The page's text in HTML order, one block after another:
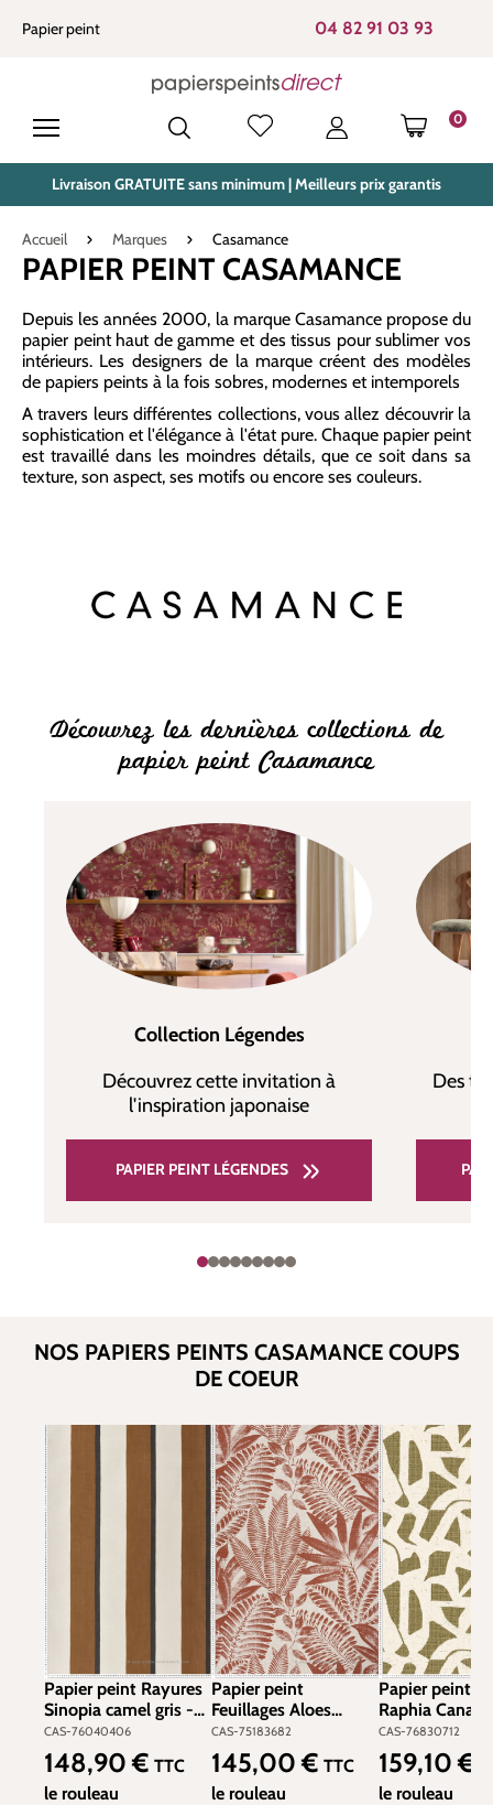
principal
Papier peint 04 82 91 03 93
0
LE
Livraison GRATUITE sans minimum | Meilleurs prix garantis
Accueil Marques Casamance
PAPIER PEINT CASAMANCE
Depuis les années 2000, la marque Casamance propose du
papier peint haut de gamme et des tissus pour sublimer vos
intérieurs. Les designers de la marque créent des modèles
de papiers peints à la fois sobres, modernes et intemporels
A travers leurs différentes collections, vous allez découvrir la
sophistication et l'élégance à l'état pure. Chaque papier peint
est travaillé dans les moindres détails, que ce soit dans sa
texture, son aspect, ses motifs ou encore ses couleurs.
Découvrez les dernières collections de
papier peint Casamance
Collection Légendes
Découvrez cette invitation à
l'inspiration japonaise
PAPIER PEINT LÉGENDES
Des
NOS PAPIERS PEINTS CASAMANCE COUPS
DE COEUR
Papier peint Rayures
Sinopia camel gris -
La Chaux de
Casamance | Réf.
CAS-76040406
CAS-76040406
Prix régulier :
148,90 € TTC
le rouleau
Papier peint
Feuillages Aloes
terracotta - Karabane
de Casamance | Réf.
CAS-75183682
CAS-75183682
Prix régulier :
145,00 € TTC
le rouleau
Papier peint
Raphia Cana
Modernismo
Casamance |
CAS-76830712
CAS-76830712
Prix régulier :
159,10 €
le rouleau